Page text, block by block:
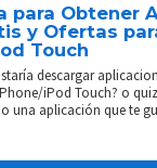
para Obtener
y Ofertas
Touch
descargar
iPod Touch? o
una aplicación que te